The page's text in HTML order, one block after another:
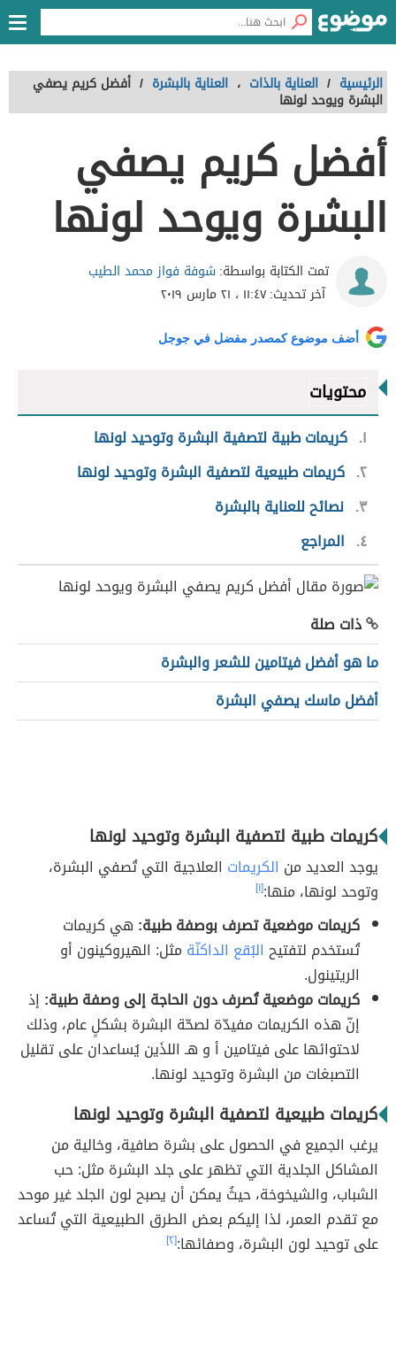
الرئيسية / العناية بالذات ، العناية بالبشرة / أفضل كريم يصفي
البشرة ويوحد لونها
أفضل كريم يصفي
البشرة ويوحد لونها
تمت الكتابة بواسطة:شوفة فواز محمد الطيب
آخر تحديث:١١:٤٧ ، ٢١ مارس ٢٠١٩
أضف موضوع كمصدر مفضل في جوجل
محتويات
١ كريمات طبية لتصفية البشرة وتوحيد لونها
٢ كريمات طبيعية لتصفية البشرة وتوحيد لونها
٣ نصائح للعناية بالبشرة
٤
المراجع
ذات صلة
ما هو أفضل فيتامين للشعر والبشرة
أفضل ماسك يصفي البشرة
كريمات طبية لتصفية البشرة وتوحيد لونها
يوجد العديد من الكريمات العلاجية التي تُصفي البشرة،
وتوحد لونها، منها:[١]
كريمات موضعية تصرف بوصفة طبية: هي كريمات
تُستخدم لتفتيح البُقع الداكنّة مثل: الهيروكينون أو
الريتينول.
كريمات موضعية تُصرف دون الحاجة إلى وصفة طبية: إذ
إنّ هذه الكريمات مفيدّة لصحّة البشرة بشكلٍ عام، وذلك
لاحتوائها على فيتامين أ و هـ اللذَين يُساعدان على تقليل
التصبغات من البشرة وتوحيد لونها.
كريمات طبيعية لتصفية البشرة وتوحيد لونها
يرغب الجميع في الحصول على بشرة صافية، وخالية من
المشاكل الجلدية التي تظهر على جلد البشرة مثل: حب
الشباب، والشيخوخة، حيثُ يمكن أن يصبح لون الجلد غير موحد
مع تقدم العمر، لذا إليكم بعض الطرق الطبيعية التي تُساعد
على توحيد لون البشرة، وصفائها:[٢]